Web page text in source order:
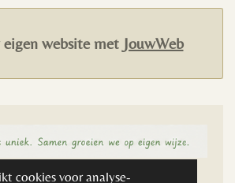
cookies voor analyse-
website met JouwWeb